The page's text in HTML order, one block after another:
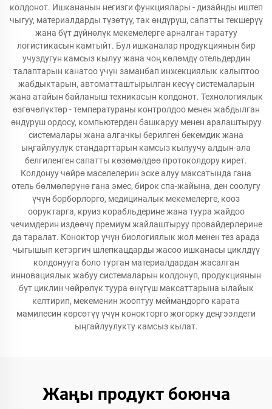
колдонот. Ишкананын негизги функциялары - дизайнды иштеп
чыгуу, материалдарды түзөтүү, так өндүрүш, сапатты текшерүү
жана бүт дүйнөлүк мекемелерге арналган таратуу
логистикасын камтыйт. Бул ишканалар продукциянын бир
учуздугун камсыз кылуу жана чоң көлөмдү отельдердин
талаптарын канатоо үчүн заманбап инжекциялык калыптоо
жабдыктарын, автоматташтырылган кесүү системаларын
жана атайын байланыш техникасын колдонот. Технологиялык
өзгөчөлүктөр - температураны контролдоо менен жабдылган
өндүрүш ордосу, компьютерден башкаруу менен аралаштыруу
системалары жана алгачкы берилген бекемдик жана
ыңгайлуулук стандарттарын камсыз кылуучу алдын-ала
белгиленген сапатты көзөмөлдөө протоколдору кирет.
Колдонуу чөйрө маселелерин эске алуу максатында гана
отель бөлмөлөрүнө гана эмес, бирок спа-жайына, ден соолугу
үчүн борборлорго, медициналык мекемелерге, кооз
ооруктарга, круиз корабльдерине жана туура жайдоо
чечимдерин издөөчү премиум жайлаштыруу провайдерлерине
да таралат. Коноктор үчүн биологиялык жол менен тез арада
чыгышып кетэргич шлепкацдарды жасоо ишканасы циклдүү
колдонууга боло турган материалдардан жасалган
инновациялык жабуу системаларын колдонуп, продукциянын
бүт циклин чөйрөлүк туура өнүгүш максаттарына ылайык
келтирип, мекеменин жооптуу меймандорго карата
мамилесин көрсөтүү үчүн конокторго жогорку деңгээлдеги
ыңгайлуулукту камсыз кылат.
Жаңы продукт боюнча